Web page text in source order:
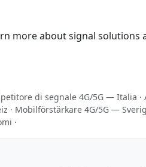
more about signal solutions
di segnale 4G/5G — Italia ·
· Mobilförstärkare 4G/5G —
·